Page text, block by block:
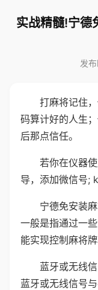
实战精髓!宁德
发
打麻将记住
码算计好的人生
后那点信任。
若你在仪器
导，添加微信号;
宁德免安装
一般是指通过一
能实现控制麻将
蓝牙或无线
蓝牙或无线信号